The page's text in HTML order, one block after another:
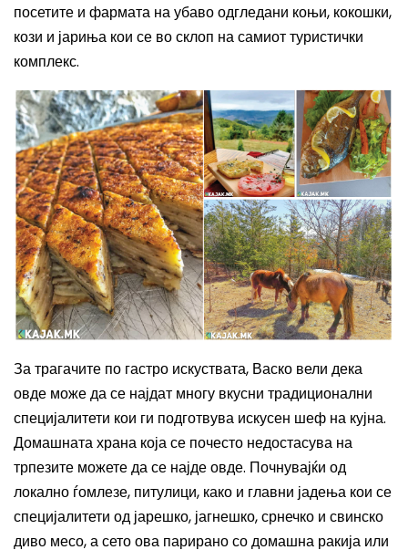
посетите и фармата на убаво одгледани коњи, кокошки,
кози и јариња кои се во склоп на самиот туристички
комплекс.
За трагачите по гастро искуствата, Васко вели дека
овде може да се најдат многу вкусни традиционални
специјалитети кои ги подготвува искусен шеф на кујна.
Домашната храна која се почесто недостасува на
трпезите можете да се најде овде. Почнувајќи од
локално ѓомлезе, питулици, како и главни јадења кои се
специјалитети од јарешко, јагнешко, срнечко и свинско
диво месо, а сето ова парирано со домашна ракија или